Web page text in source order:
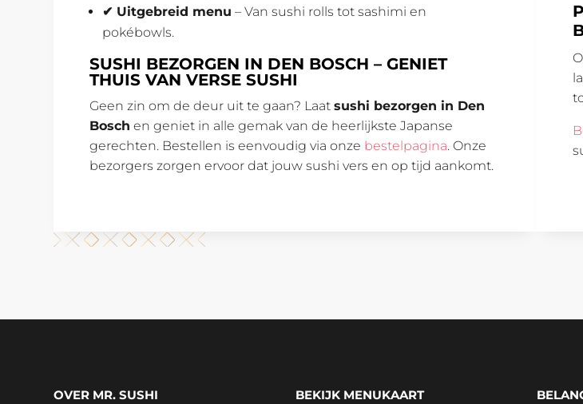
✔ Uitgebreid menu – Van sushi rolls tot sashimi en
pokébowls.
SUSHI BEZORGEN IN DEN BOSCH – GENIET
THUIS VAN VERSE SUSHI
Geen zin om de deur uit te gaan? Laatsushi bezorgen in Den
Bosch en geniet in alle gemak van de heerlijkste Japanse
gerechten. Bestellen is eenvoudig via onze bestelpagina. Onze
bezorgers zorgen ervoor dat jouw sushi vers en op tijd aankomt.
OVER MR. SUSHI BEKIJK MENUKAART